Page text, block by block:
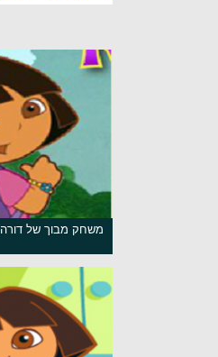
משחק מבוך של דורה